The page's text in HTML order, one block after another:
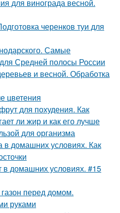
для винограда весной.
черенков туи для
Самые
Средней полосы России
и весной. Обработка
цветения
для похудения. Как
ли жир и как его лучше
для организма
в домашних условиях. Как
в домашних условиях. #15
перед домом.
руками